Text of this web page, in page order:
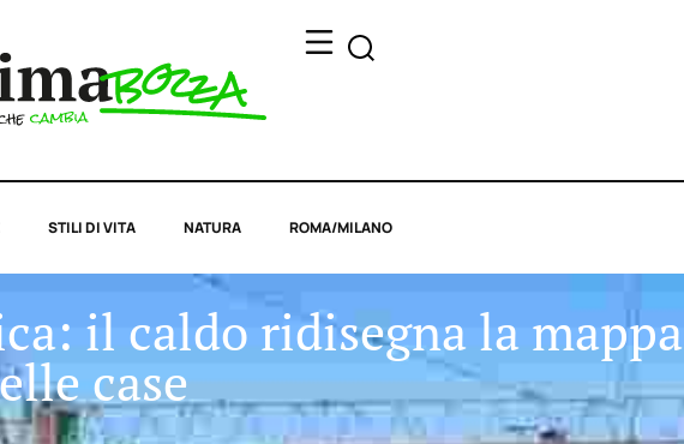
STILI DI VITA NATURA ROMA/MILANO
il caldo ridisegna la mappa
case